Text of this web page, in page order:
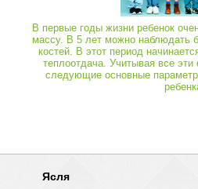
В первые годы жизни ребенок
массу. В 5 лет можно наблюдать
костей. В этот период
теплоотдача. Учитывая все
следующие основные
Ясля